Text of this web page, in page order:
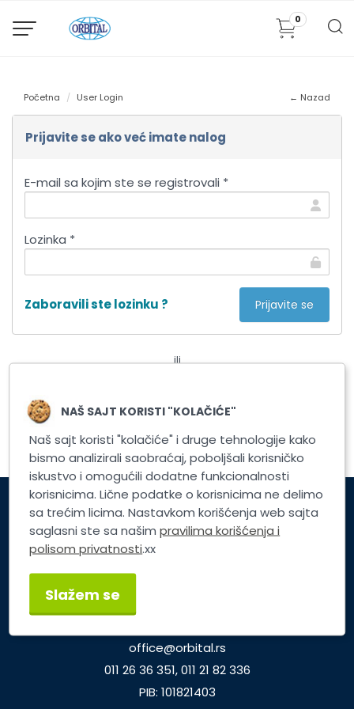
0
Početna User Login ← Nazad
Prijavite se ako već imate nalog
E-mail sa kojim ste se registrovali *
Lozinka *
Zaboravili ste lozinku ?
ili
Registrujte nalog
Korisnički servis
Brzi linkovi
office@orbital.rs
011 26 36 351, 011 21 82 336
PIB: 101821403
NAŠ SAJT KORISTI "KOLAČIĆE"
Naš sajt koristi "kolačiće" i druge tehnologije kako
bismo analizirali saobraćaj, poboljšali korisničko
iskustvo i omogućili dodatne funkcionalnosti
korisnicima. Lične podatke o korisnicima ne delimo
sa trećim licima. Nastavkom korišćenja web sajta
saglasni ste sa našimpravilima korišćenja i
polisom privatnosti.xx
Slažem se